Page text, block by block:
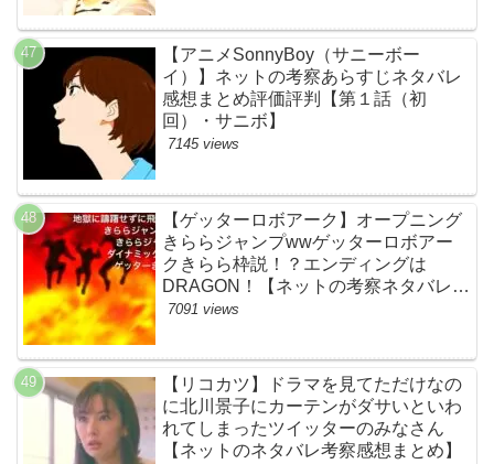
【アニメSonnyBoy（サニーボー
イ）】ネットの考察あらすじネタバレ
感想まとめ評価評判【第１話（初
回）・サニボ】
7145 views
【ゲッターロボアーク】オープニング
きららジャンプwwゲッターロボアー
クきらら枠説！？エンディングは
DRAGON！【ネットの考察ネタバレ感
想まとめ・第１話】
7091 views
【リコカツ】ドラマを見てただけなの
に北川景子にカーテンがダサいといわ
れてしまったツイッターのみなさん
【ネットのネタバレ考察感想まとめ】